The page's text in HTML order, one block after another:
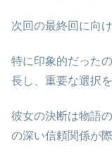
次回の最終回に向
特に印象的だった
長し、重要な選択
彼女の決断は物語
の深い信頼関係が